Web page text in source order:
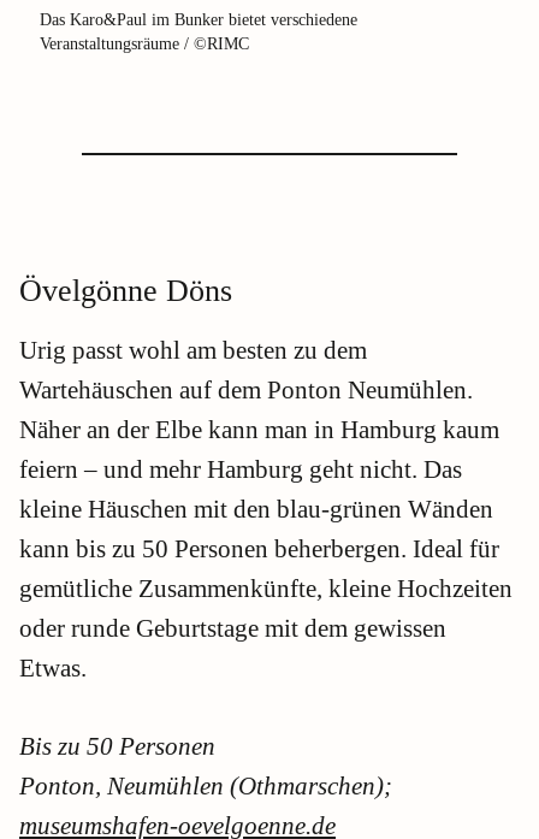
Das Karo&Paul im Bunker bietet verschiedene
Veranstaltungsräume / ©RIMC
Övelgönne Döns
Urig passt wohl am besten zu dem
Wartehäuschen auf dem Ponton Neumühlen.
Näher an der Elbe kann man in Hamburg kaum
feiern – und mehr Hamburg geht nicht. Das
kleine Häuschen mit den blau-grünen Wänden
kann bis zu 50 Personen beherbergen. Ideal für
gemütliche Zusammenkünfte, kleine Hochzeiten
oder runde Geburtstage mit dem gewissen
Etwas.
Bis zu 50 Personen
Ponton, Neumühlen (Othmarschen);
museumshafen-oevelgoenne.de